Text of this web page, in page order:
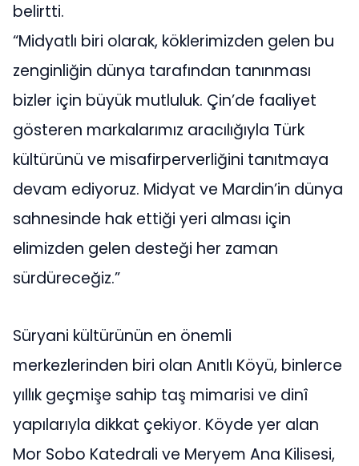
belirtti.
“Midyatlı biri olarak, köklerimizden gelen bu
zenginliğin dünya tarafından tanınması
bizler için büyük mutluluk. Çin’de faaliyet
gösteren markalarımız aracılığıyla Türk
kültürünü ve misafirperverliğini tanıtmaya
devam ediyoruz. Midyat ve Mardin’in dünya
sahnesinde hak ettiği yeri alması için
elimizden gelen desteği her zaman
sürdüreceğiz.”
Süryani kültürünün en önemli
merkezlerinden biri olan Anıtlı Köyü, binlerce
yıllık geçmişe sahip taş mimarisi ve dinî
yapılarıyla dikkat çekiyor. Köyde yer alan
Mor Sobo Katedrali ve Meryem Ana Kilisesi,